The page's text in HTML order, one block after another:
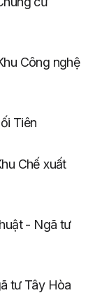
Công nghệ
Tiên
Chế xuất
- Ngã tư
tư Tây Hòa